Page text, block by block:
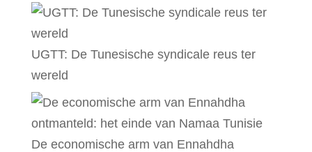
UGTT: De Tunesische syndicale reus ter
wereld
De economische arm van Ennahdha